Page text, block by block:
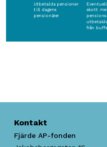
Kontakt
Fjärde AP-fonden